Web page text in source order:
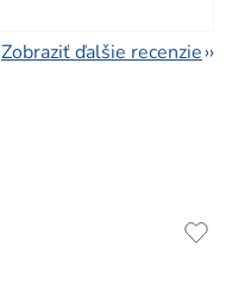
Zobraziť ďalšie recenzie